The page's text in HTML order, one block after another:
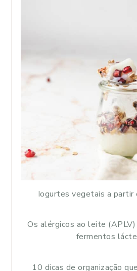
Iogurtes vegetais a partir
Os alérgicos ao leite
fermentos
10 dicas de organização